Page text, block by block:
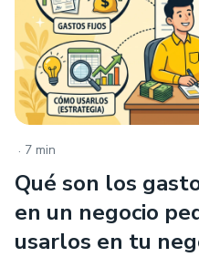
. 7 min
Qué son los
en un negocio
usarlos en tu